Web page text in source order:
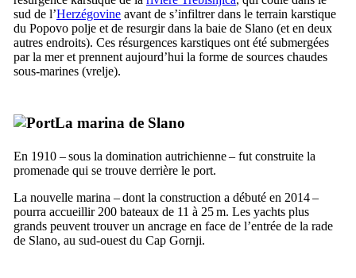
sud de l’Herzégovine avant de s’infiltrer dans le terrain karstique
du Popovo polje et de resurgir dans la baie de Slano (et en deux
autres endroits). Ces résurgences karstiques ont été submergées
par la mer et prennent aujourd’hui la forme de sources chaudes
sous-marines (vrelje).
La marina de Slano
En 1910 – sous la domination autrichienne – fut construite la
promenade qui se trouve derrière le port.
La nouvelle marina – dont la construction a débuté en 2014 –
pourra accueillir 200 bateaux de 11 à 25 m. Les yachts plus
grands peuvent trouver un ancrage en face de l’entrée de la rade
de Slano, au sud-ouest du Cap Gornji.